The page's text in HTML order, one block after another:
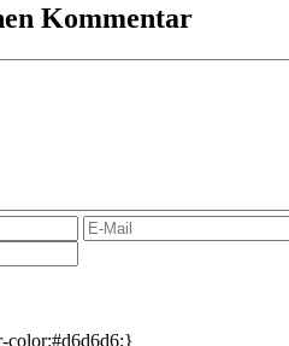
Kommentar
color:#d6d6d6;}